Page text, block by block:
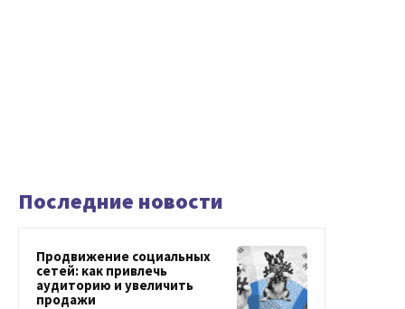
Последние новости
Продвижение социальных
сетей: как привлечь
аудиторию и увеличить
продажи